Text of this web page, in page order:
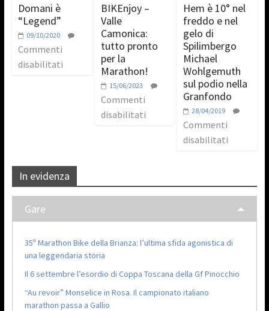
Domani è
“Legend”
09/10/2020
Commenti
disabilitati
BIKEnjoy –
Valle
Camonica:
tutto pronto
per la
Marathon!
15/06/2023
Commenti
disabilitati
Hem è 10° nel
freddo e nel
gelo di
Spilimbergo
Michael
Wohlgemuth
sul podio nella
Granfondo
28/04/2019
Commenti
disabilitati
In evidenza
Gare
35ª Marathon Bike della Brianza: l’ultima sfida agonistica di
una leggendaria storia
Il 6 settembre l’esordio di Coppa Toscana della Gf Pinocchio
“Au revoir” Monselice in Rosa. Il campionato italiano
marathon passa a Gallio